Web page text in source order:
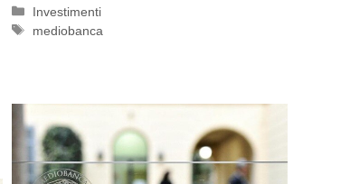
Categorie
Investimenti
Tag
mediobanca